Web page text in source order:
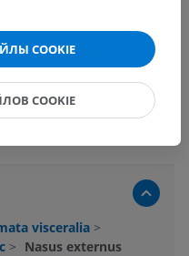
visceralia >
> Nasus externus
COOKIE
COOKIE